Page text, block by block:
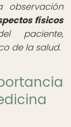
observación
físicos
paciente,
de la salud.